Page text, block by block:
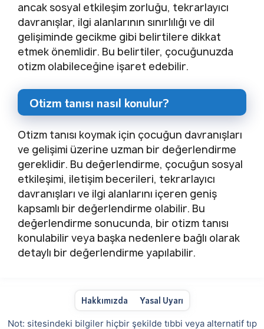
ancak sosyal etkileşim zorluğu, tekrarlayıcı
davranışlar, ilgi alanlarının sınırlılığı ve dil
gelişiminde gecikme gibi belirtilere dikkat
etmek önemlidir. Bu belirtiler, çocuğunuzda
otizm olabileceğine işaret edebilir.
Otizm tanısı nasıl konulur?
Otizm tanısı koymak için çocuğun davranışları
ve gelişimi üzerine uzman bir değerlendirme
gereklidir. Bu değerlendirme, çocuğun sosyal
etkileşimi, iletişim becerileri, tekrarlayıcı
davranışları ve ilgi alanlarını içeren geniş
kapsamlı bir değerlendirme olabilir. Bu
değerlendirme sonucunda, bir otizm tanısı
konulabilir veya başka nedenlere bağlı olarak
detaylı bir değerlendirme yapılabilir.
Hakkımızda Yasal Uyarı
Not: sitesindeki bilgiler hiçbir şekilde tıbbi veya alternatif tıp